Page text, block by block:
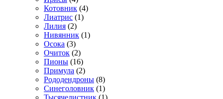
Котовник (4)
Лиатрис (1)
Лилия (2)
Нивянник (1)
Осока (3)
Очиток (2)
Пионы (16)
Примула (2)
Рододендроны (8)
Синеголовник (1)
Тысячелистник (1)